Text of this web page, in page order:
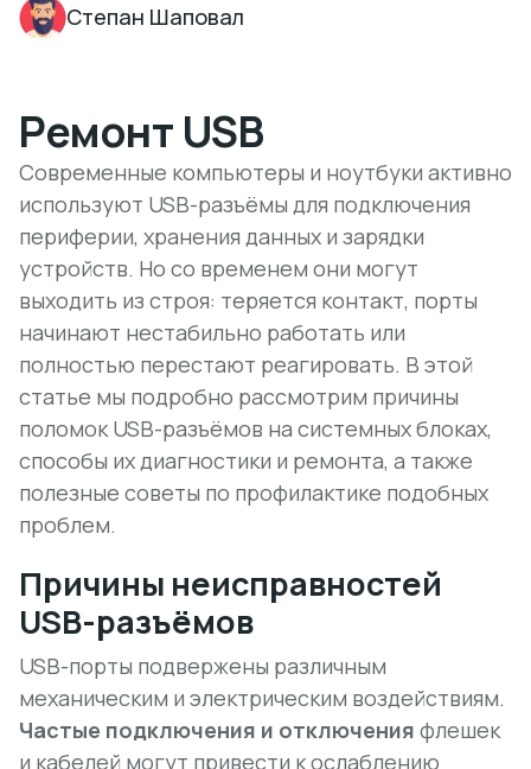
Степан Шаповал
Ремонт USB
Современные компьютеры и ноутбуки активно
используют USB-разъёмы для подключения
периферии, хранения данных и зарядки
устройств. Но со временем они могут
выходить из строя: теряется контакт, порты
начинают нестабильно работать или
полностью перестают реагировать. В этой
статье мы подробно рассмотрим причины
поломок USB-разъёмов на системных блоках,
способы их диагностики и ремонта, а также
полезные советы по профилактике подобных
проблем.
Причины неисправностей
USB-разъёмов
USB-порты подвержены различным
механическим и электрическим воздействиям.
Частые подключения и отключения флешек
и кабелей могут привести к ослаблению